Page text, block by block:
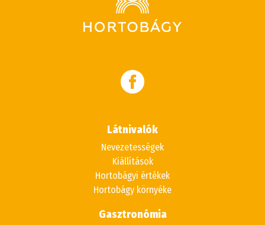
Látnivalók
Nevezetességek
Kiállítások
Hortobágyi értékek
Hortobágy környéke
Gasztronómia